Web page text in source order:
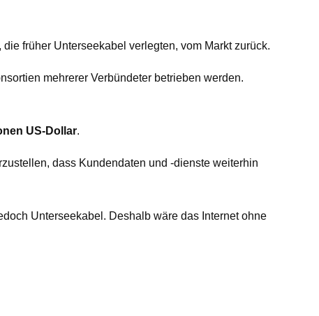
früher Unterseekabel verlegten, vom Markt zurück.
mehrerer Verbündeter betrieben werden.
US-Dollar.
dass Kundendaten und -dienste weiterhin
Unterseekabel. Deshalb wäre das Internet ohne